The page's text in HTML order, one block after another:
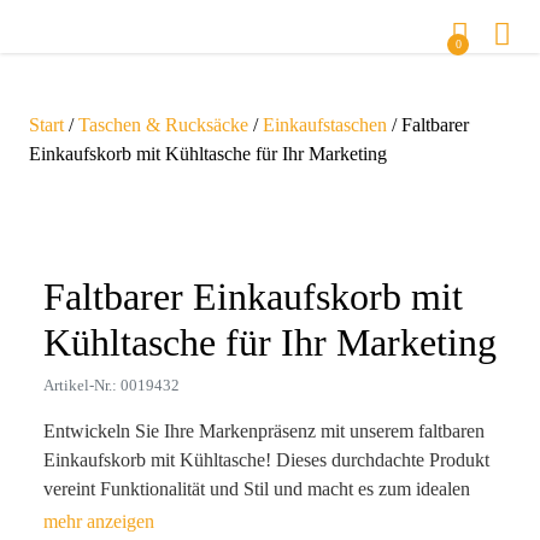
0
Start /Taschen & Rucksäcke /Einkaufstaschen / Faltbarer
Einkaufskorb mit Kühltasche für Ihr Marketing
Faltbarer Einkaufskorb mit
Kühltasche für Ihr Marketing
Artikel-Nr.: 0019432
Entwickeln Sie Ihre Markenpräsenz mit unserem faltbaren
Einkaufskorb mit Kühltasche! Dieses durchdachte Produkt
vereint Funktionalität und Stil und macht es zum idealen
Botschafter Ihrer Marke. Mit einem robusten